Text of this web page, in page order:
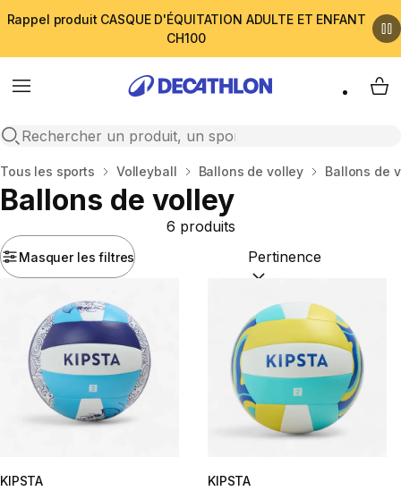
Rappel produit CASQUE D'ÉQUITATION ADULTE ET ENFANT
CH100
Menu
Open search
My
Accueil
Tous les sports Volleyball Ballons de volley Ballons de
Ballons de volley
Masquer les filtres
6 produits
Trier par :(optional)
KIPSTA
KIPSTA